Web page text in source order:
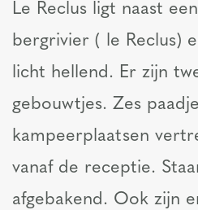
Le Reclus ligt naast
bergrivier ( le Reclus)
licht hellend. Er zijn
gebouwtjes. Zes
kampeerplaatsen
vanaf de receptie.
afgebakend. Ook zijn